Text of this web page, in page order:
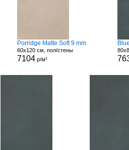
Porridge Matte Soft 9 mm
60x120 см, пол/стены
7104р/м²